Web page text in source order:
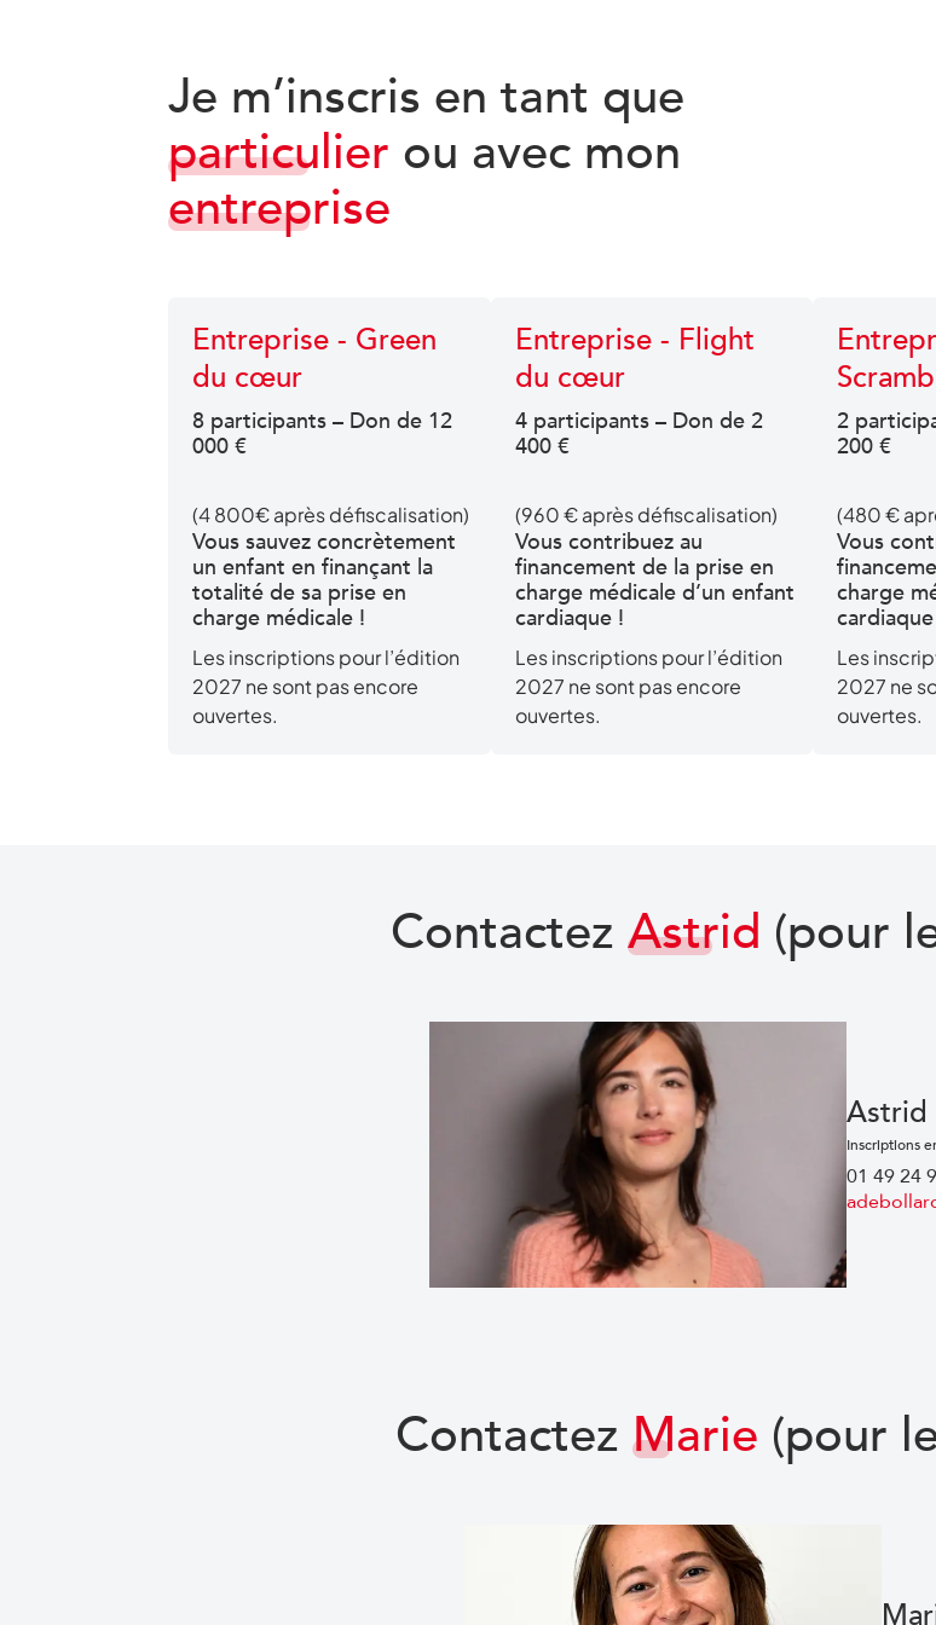
Je m’inscris en tant que
particulier ou avec mon
entreprise
Entreprise - Green
du cœur
8 participants – Don de 12
000 €
(4 800€ après défiscalisation)
Vous sauvez concrètement
un enfant en finançant la
totalité de sa prise en
charge médicale !
Les inscriptions pour l’édition
2027 ne sont pas encore
ouvertes.
Entreprise - Flight
du cœur
4 participants – Don de 2
400 €
(960 € après défiscalisation)
Vous contribuez au
financement de la prise en
charge médicale d’un enfant
cardiaque !
Les inscriptions pour l’édition
2027 ne sont pas encore
ouvertes.
2
200 €
(480 €
Vous
charge
Les
2027 ne
ouvertes.
Contactez Astrid (pour
Astrid
Inscriptions
01 49 24
Contactez Marie (pour